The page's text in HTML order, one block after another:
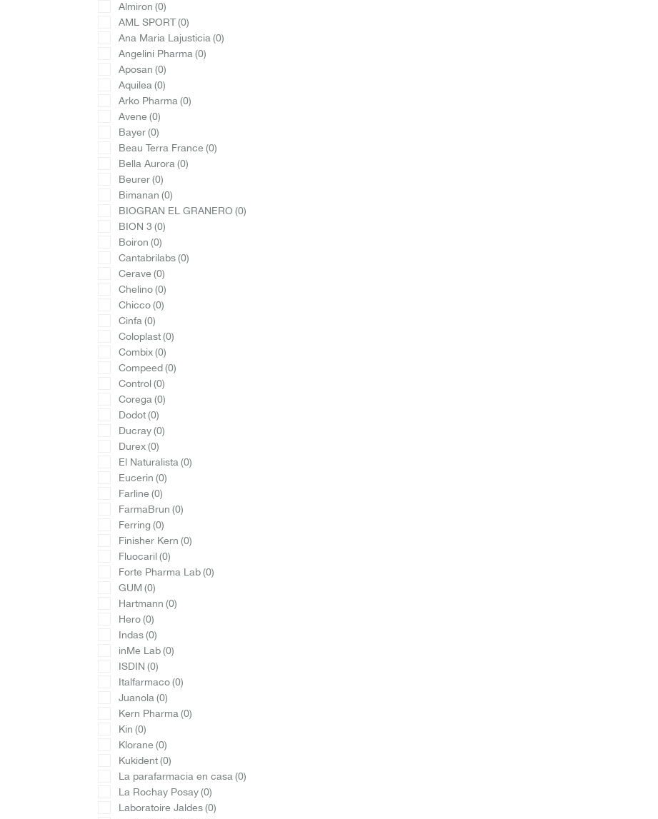
Almiron(0)
AML SPORT(0)
Ana Maria Lajusticia(0)
Angelini Pharma(0)
Aposan(0)
Aquilea(0)
Arko Pharma(0)
Avene(0)
Bayer(0)
Beau Terra France(0)
Bella Aurora(0)
Beurer(0)
Bimanan(0)
BIOGRAN EL GRANERO(0)
BION 3(0)
Boiron(0)
Cantabrilabs(0)
Cerave(0)
Chelino(0)
Chicco(0)
Cinfa(0)
Coloplast(0)
Combix(0)
Compeed(0)
Control(0)
Corega(0)
Dodot(0)
Ducray(0)
Durex(0)
El Naturalista(0)
Eucerin(0)
Farline(0)
FarmaBrun(0)
Ferring(0)
Finisher Kern(0)
Fluocaril(0)
Forte Pharma Lab(0)
GUM(0)
Hartmann(0)
Hero(0)
Indas(0)
inMe Lab(0)
ISDIN(0)
Italfarmaco(0)
Juanola(0)
Kern Pharma(0)
Kin(0)
Klorane(0)
Kukident(0)
La parafarmacia en casa(0)
La Rochay Posay(0)
Laboratoire Jaldes(0)